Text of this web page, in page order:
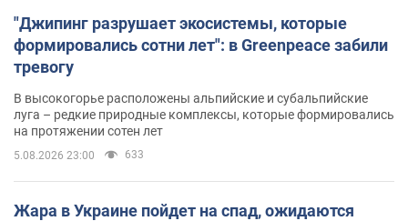
"Джипинг разрушает экосистемы, которые
формировались сотни лет": в Greenpeace забили
тревогу
В высокогорье расположены альпийские и субальпийские
луга – редкие природные комплексы, которые формировались
на протяжении сотен лет
5.08.2026 23:00 633
Жара в Украине пойдет на спад, ожидаются